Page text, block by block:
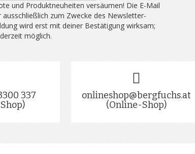
und Produktneuheiten versäumen! Die E-Mail
ausschließlich zum Zwecke des Newsletter-
wird erst mit deiner Bestätigung wirksam;
möglich.
337
onlineshop@bergfuchs.at
(Online-Shop)